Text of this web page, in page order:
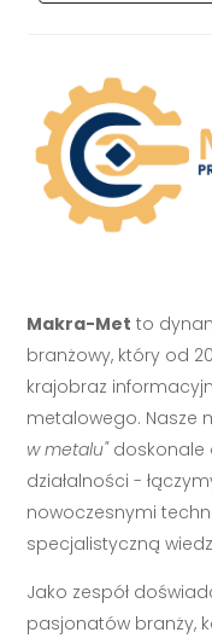
Makra-Met to
branżowy, który od
krajobraz
metalowego. Nasze
w metalu"doskonale
działalności -
nowoczesnymi
specjalistyczną
Jako zespół
pasjonatów branży,